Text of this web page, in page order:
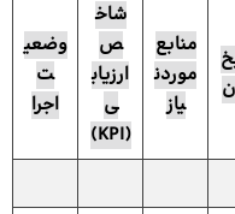
منابع
موردن
یاز
شاخ
ص
ارزیاب
ی
(KPI)
وضعی
ت
اجرا